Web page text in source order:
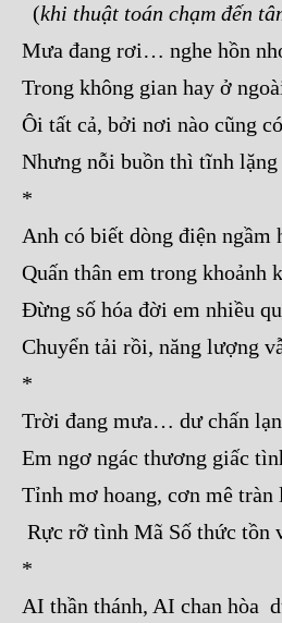
(khi thuật toán chạm đến
Mưa đang rơi… nghe hồn
Trong không gian hay ở
Ôi tất cả, bởi nơi nào cũng có
Nhưng nỗi buồn thì tĩnh lặng
*
Anh có biết dòng điện ngầm
Quấn thân em trong khoảnh
Đừng số hóa đời em nhiều
Chuyển tải rồi, năng lượng
*
Trời đang mưa… dư chấn
Em ngơ ngác thương giấc
Tỉnh mơ hoang, cơn mê tràn
Rực rỡ tình Mã Số thức tồn
*
AI thần thánh, AI chan hòa